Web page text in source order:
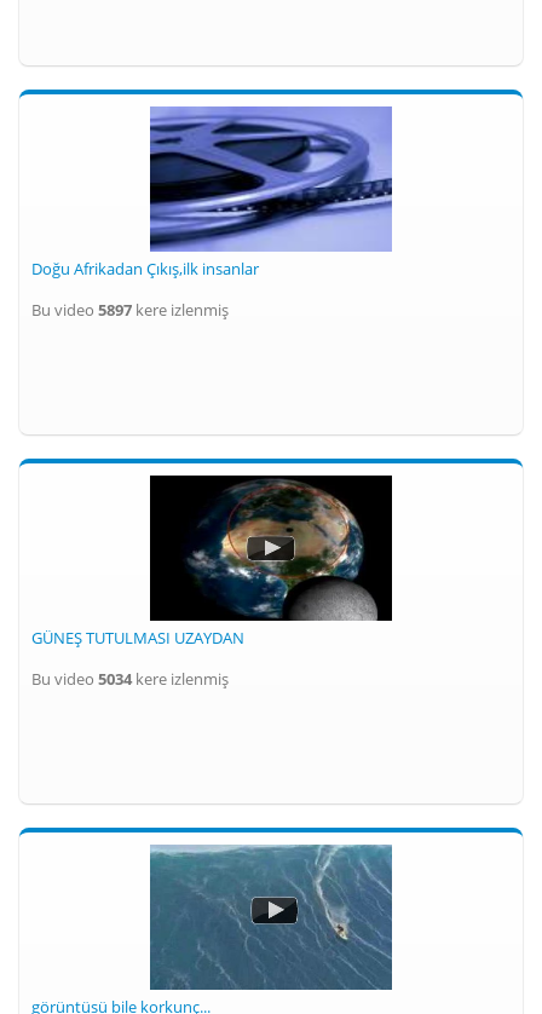
Doğu Afrikadan Çıkış,ilk insanlar
Bu video 5897 kere izlenmiş
GÜNEŞ TUTULMASI UZAYDAN
Bu video 5034kere izlenmiş
görüntüsü bile korkunç...